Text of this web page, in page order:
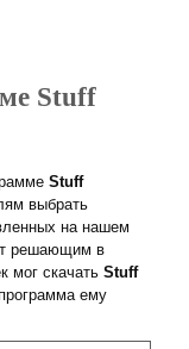
Stuff
Stuff
выбрать
на нашем
решающим в
мог скачать Stuff
ему